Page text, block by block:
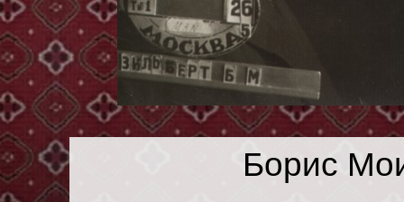
Борис